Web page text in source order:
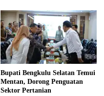
Bupati Bengkulu Selatan Temui
Mentan, Dorong Penguatan
Sektor Pertanian